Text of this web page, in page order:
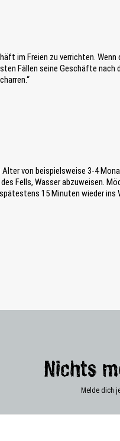
im Freien zu verrichten.
Fällen seine Geschäfte
von beispielsweise 3-4
Fells, Wasser abzuweisen.
15 Minuten wieder ins
Nichts
Melde dich